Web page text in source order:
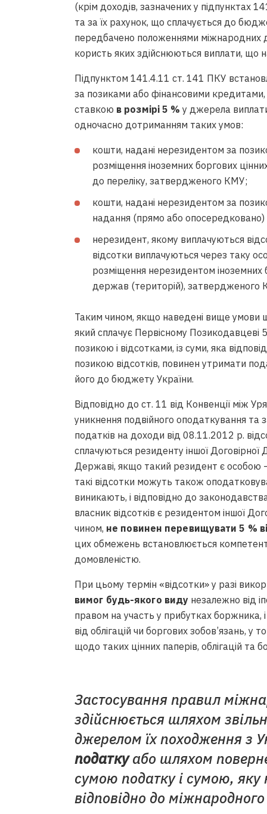
(крім доходів, зазначених у підпунктах
та за їх рахунок, що сплачується до
передбачено положеннями міжнародних
користь яких здійснюються виплати, що
Підпунктом 141.4.11 ст. 141 ПКУ
за позиками або фінансовими
ставкою в розмірі 5 % у джерела
одночасно дотриманням таких умов:
кошти, надані нерезидентом за
розміщення іноземних боргових
до переліку, затвердженого КМУ;
кошти, надані нерезидентом за
надання (прямо або
нерезидент, якому виплачуються
відсотки виплачуються через таку
розміщення нерезидентом іноземних
держав (територій), затвердженого
Таким чином, якщо наведені вище умови
який сплачує Первісному
позикою і відсотками, із суми, яка
позикою відсотків, повинен утримати
його до бюджету України.
Відповідно до ст. 11 від Конвенції між
уникнення подвійного оподаткування та
податків на доходи від 08.11.2012 р.
сплачуються резиденту іншої
Державі, якщо такий резидент є особою
такі відсотки можуть також
виникають, і відповідно до
власник відсотків є резидентом іншої
чином, не повинен перевищувати 5 %
цих обмежень встановлюється
домовленістю.
При цьому термін «відсотки» у разі
вимог будь-якого виду незалежно від
правом на участь у прибутках боржника,
від облігацій чи боргових зобов’язань, у
щодо таких цінних паперів, облігацій та
Застосування правил
здійснюється шляхом
джерелом їх походження з
податкуабо шляхом
сумою податку і сумою, яку
відповідно до